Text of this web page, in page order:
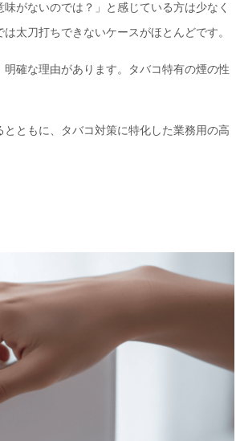
がないのでは？」と感じている方は少なく
太刀打ちできないケースがほとんどです。
確な理由があります。タバコ特有の煙の性
ともに、タバコ対策に特化した業務用の高